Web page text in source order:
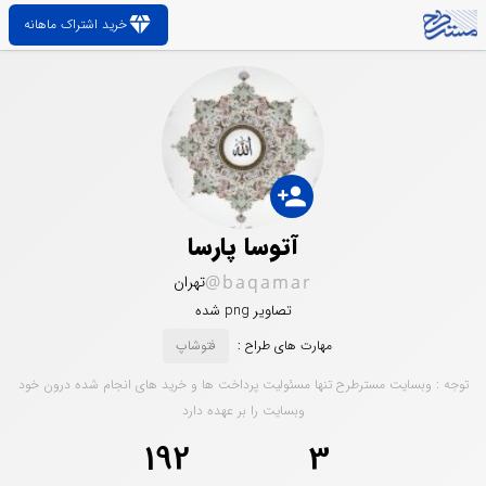
diamondخرید اشتراک ماهانه
person_add
آتوسا پارسا
@baqamarتهران
تصاویر png شده
مهارت های طراح :
فتوشاپ
توجه : وبسایت مسترطرح تنها مسئولیت پرداخت ها و خرید های انجام شده درون خود
وبسایت را بر عهده دارد
3
192